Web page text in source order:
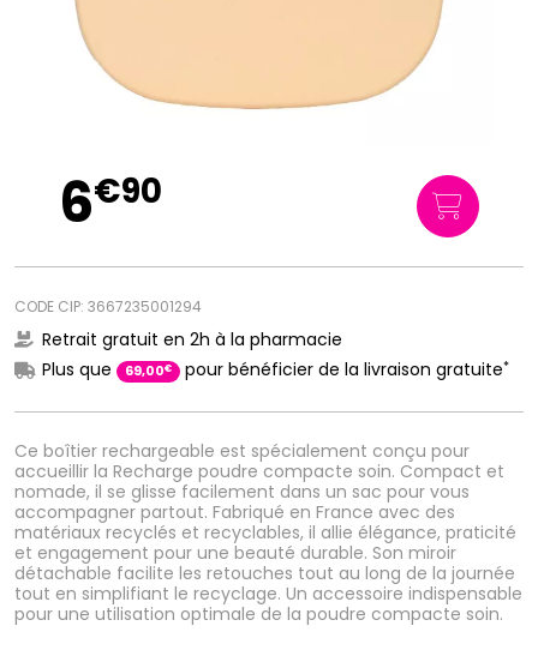
Ce boîtier rechargeable est spécialement conçu pour
accueillir la Recharge poudre compacte soin. Compact et
nomade, il se glisse facilement dans un sac pour vous
accompagner partout. Fabriqué en France avec des
matériaux recyclés et recyclables, il allie élégance, praticité
et engagement pour une beauté durable. Son miroir
détachable facilite les retouches tout au long de la journée
tout en simplifiant le recyclage. Un accessoire indispensable
pour une utilisation optimale de la poudre compacte soin.
6€90
CODE CIP: 3667235001294
Retrait gratuit en 2h à la pharmacie
Plus que
69,00€ pour bénéficier de la livraison gratuite*